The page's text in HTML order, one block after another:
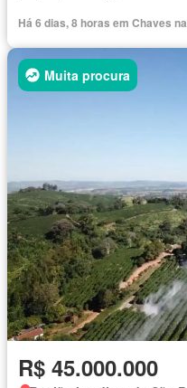
Há 6 dias, 8 horas em Chaves
Muita procura
R$ 45.000.000